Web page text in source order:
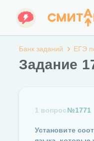
Банк заданий ЕГЭ
Задание
1 вопрос№1771
Установите